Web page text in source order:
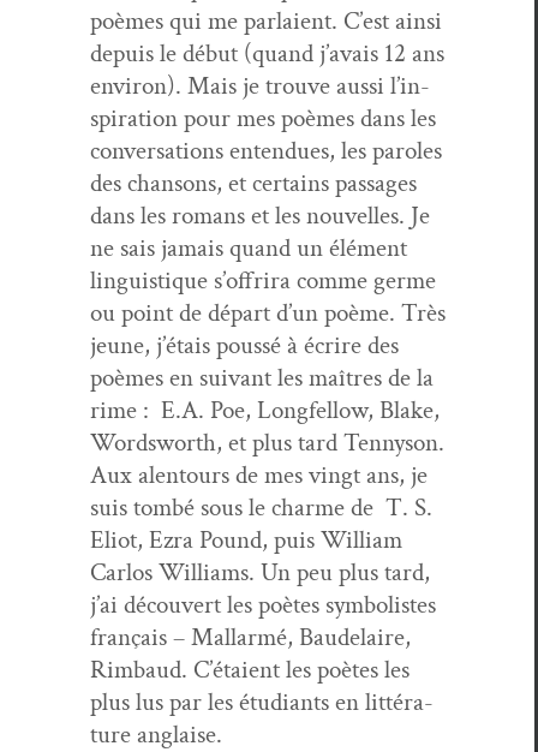
poèmes qui me par­laient. C’est ain­si
depuis le début (quand j’avais 12 ans
env­i­ron). Mais je trou­ve aus­si l’in­
spi­ra­tion pour mes poèmes dans les
con­ver­sa­tions enten­dues, les paroles
des chan­sons, et cer­tains pas­sages
dans les romans et les nou­velles. Je
ne sais jamais quand un élé­ment
lin­guis­tique s’of­frira comme germe
ou point de départ d’un poème. Très
jeune, j’é­tais poussé à écrire des
poèmes en suiv­ant les maîtres de la
rime : E.A. Poe, Longfel­low, Blake,
Wordsworth, et plus tard Ten­nyson.
Aux alen­tours de mes vingt ans, je
suis tombé sous le charme de T. S.
Eliot, Ezra Pound, puis William
Car­los Williams. Un peu plus tard,
j’ai décou­vert les poètes sym­bol­istes
français – Mal­lar­mé, Baude­laire,
Rim­baud. C’é­taient les poètes les
plus lus par les étu­di­ants en lit­téra­
ture anglaise.